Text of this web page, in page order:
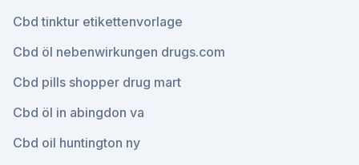
Cbd tinktur etikettenvorlage
Cbd öl nebenwirkungen drugs.com
Cbd pills shopper drug mart
Cbd öl in abingdon va
Cbd oil huntington ny